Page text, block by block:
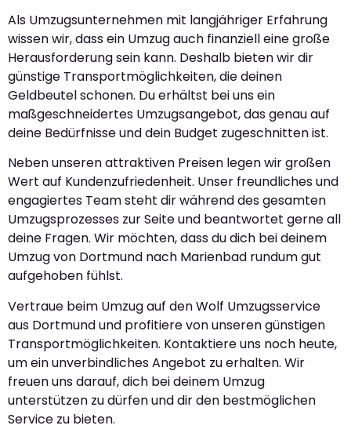
Als Umzugsunternehmen mit langjähriger Erfahrung
wissen wir, dass ein Umzug auch finanziell eine große
Herausforderung sein kann. Deshalb bieten wir dir
günstige Transportmöglichkeiten, die deinen
Geldbeutel schonen. Du erhältst bei uns ein
maßgeschneidertes Umzugsangebot, das genau auf
deine Bedürfnisse und dein Budget zugeschnitten ist.
Neben unseren attraktiven Preisen legen wir großen
Wert auf Kundenzufriedenheit. Unser freundliches und
engagiertes Team steht dir während des gesamten
Umzugsprozesses zur Seite und beantwortet gerne all
deine Fragen. Wir möchten, dass du dich bei deinem
Umzug von Dortmund nach Marienbad rundum gut
aufgehoben fühlst.
Vertraue beim Umzug auf den Wolf Umzugsservice
aus Dortmund und profitiere von unseren günstigen
Transportmöglichkeiten. Kontaktiere uns noch heute,
um ein unverbindliches Angebot zu erhalten. Wir
freuen uns darauf, dich bei deinem Umzug
unterstützen zu dürfen und dir den bestmöglichen
Service zu bieten.